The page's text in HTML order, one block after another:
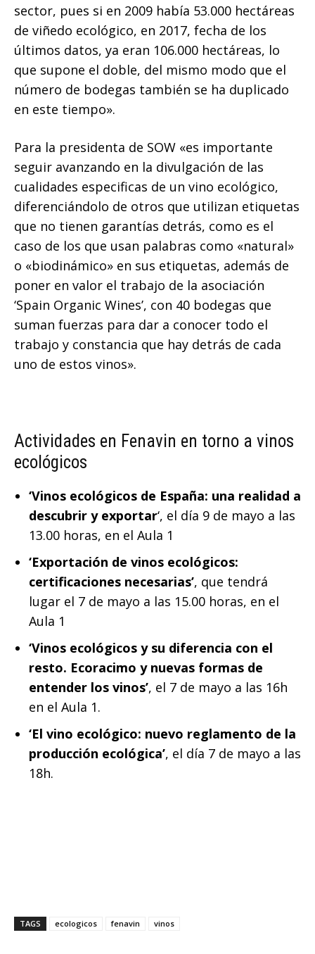
sector, pues si en 2009 había 53.000 hectáreas
de viñedo ecológico, en 2017, fecha de los
últimos datos, ya eran 106.000 hectáreas, lo
que supone el doble, del mismo modo que el
número de bodegas también se ha duplicado
en este tiempo».
Para la presidenta de SOW «es importante
seguir avanzando en la divulgación de las
cualidades especificas de un vino ecológico,
diferenciándolo de otros que utilizan etiquetas
que no tienen garantías detrás, como es el
caso de los que usan palabras como «natural»
o «biodinámico» en sus etiquetas, además de
poner en valor el trabajo de la asociación
‘Spain Organic Wines’, con 40 bodegas que
suman fuerzas para dar a conocer todo el
trabajo y constancia que hay detrás de cada
uno de estos vinos».
Actividades en Fenavin en torno a vinos
ecológicos
‘Vinos ecológicos de España: una realidad a
descubrir y exportar‘, el día 9 de mayo a las
13.00 horas, en el Aula 1
‘Exportación de vinos ecológicos:
certificaciones necesarias’, que tendrá
lugar el 7 de mayo a las 15.00 horas, en el
Aula 1
‘Vinos ecológicos y su diferencia con el
resto. Ecoracimo y nuevas formas de
entender los vinos’, el 7 de mayo a las 16h
en el Aula 1.
‘El vino ecológico: nuevo reglamento de la
producción ecológica’, el día 7 de mayo a las
18h.
TAGS ecologicos fenavin vinos